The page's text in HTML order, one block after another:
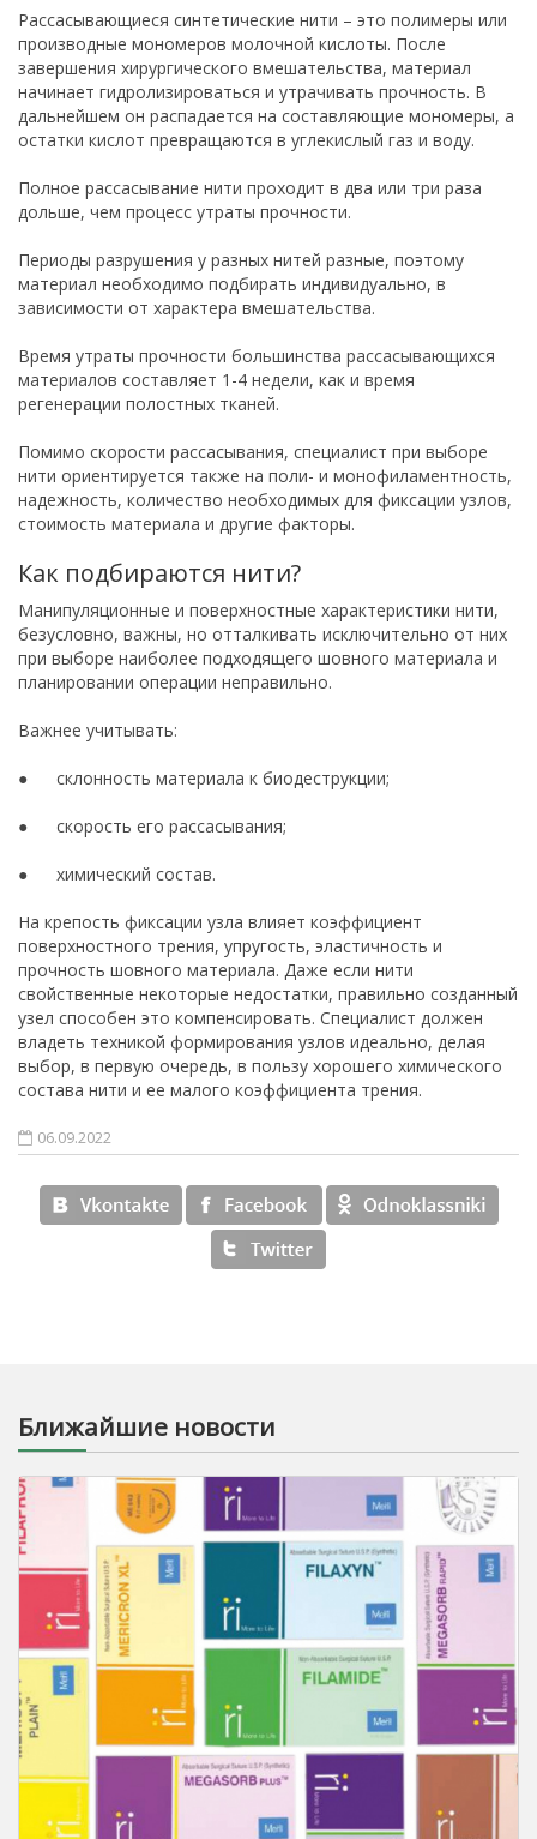
Рассасывающиеся синтетические нити – это полимеры или
производные мономеров молочной кислоты. После
завершения хирургического вмешательства, материал
начинает гидролизироваться и утрачивать прочность. В
дальнейшем он распадается на составляющие мономеры, а
остатки кислот превращаются в углекислый газ и воду.
Полное рассасывание нити проходит в два или три раза
дольше, чем процесс утраты прочности.
Периоды разрушения у разных нитей разные, поэтому
материал необходимо подбирать индивидуально, в
зависимости от характера вмешательства.
Время утраты прочности большинства рассасывающихся
материалов составляет 1-4 недели, как и время
регенерации полостных тканей.
Помимо скорости рассасывания, специалист при выборе
нити ориентируется также на поли- и монофиламентность,
надежность, количество необходимых для фиксации узлов,
стоимость материала и другие факторы.
Как подбираются нити?
Манипуляционные и поверхностные характеристики нити,
безусловно, важны, но отталкивать исключительно от них
при выборе наиболее подходящего шовного материала и
планировании операции неправильно.
Важнее учитывать:
● склонность материала к биодеструкции;
● скорость его рассасывания;
● химический состав.
На крепость фиксации узла влияет коэффициент
поверхностного трения, упругость, эластичность и
прочность шовного материала. Даже если нити
свойственные некоторые недостатки, правильно созданный
узел способен это компенсировать. Специалист должен
владеть техникой формирования узлов идеально, делая
выбор, в первую очередь, в пользу хорошего химического
состава нити и ее малого коэффициента трения.
06.09.2022
Ближайшие новости